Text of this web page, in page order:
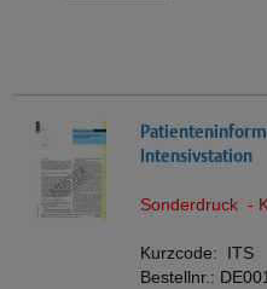
Intensivstation
Sonderdruck -
Kurzcode: ITS
Bestellnr.: